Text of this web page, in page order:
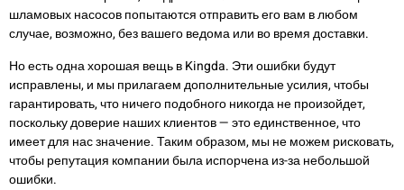
шламовых насосов попытаются отправить его вам в любом
случае, возможно, без вашего ведома или во время доставки.
Но есть одна хорошая вещь в Kingda. Эти ошибки будут
исправлены, и мы прилагаем дополнительные усилия, чтобы
гарантировать, что ничего подобного никогда не произойдет,
поскольку доверие наших клиентов — это единственное, что
имеет для нас значение. Таким образом, мы не можем рисковать,
чтобы репутация компании была испорчена из-за небольшой
ошибки.